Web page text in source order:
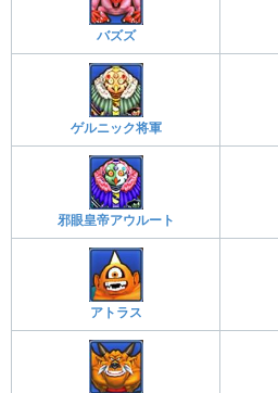
バズズ
ゲルニック将軍
邪眼皇帝アウルート
アトラス